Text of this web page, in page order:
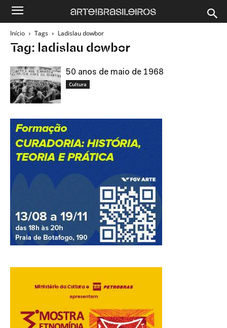
Início Tags Ladislau dowbor
Tag: ladislau dowbor
50 anos de maio de 1968
Cultura